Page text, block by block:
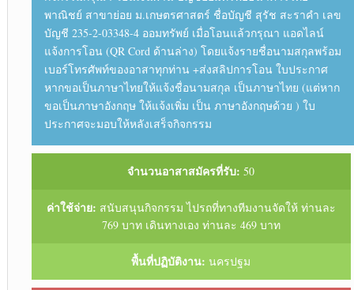
พาณิชย์ สาขาย่อย ม.เกษตรศาสตร์ ชื่อบัญชี สุรัช สะราคำ เลข
บัญชี 235-2-03348-4 ออมทรัพย์ เมื่อโอนแล้วกรุณา แอดไลน์
แจ้งการโอน (QR Cord ด้านล่าง) โดยแจ้งรายชื่อนามสกุลพร้อม
เบอร์โทรศัพท์ของอาสาทุกท่าน +ส่งสลิปการโอน ใบประกาศ
หากขอเป็นภาษาไทยให้แจ้งชื่อนามสกุล เป็นภาษาไทย (แต่หาก
ขอเป็นภาษาอังกฤษ ให้แจ้งเพิ่ม เป็น ภาษาอังกฤษด้วย ) ใบ
ประกาศจะมอบให้หลังเสร็จกิจกรรม
จำนวนอาสาสมัครที่รับ: 50
ค่าใช้จ่าย: สนับสนุนกิจกรรม ไปรถที่ทางทีมงานจัดให้ ท่านละ
769 บาท เดินทางเอง ท่านละ 469 บาท
พื้นที่ปฏิบัติงาน: นครปฐม